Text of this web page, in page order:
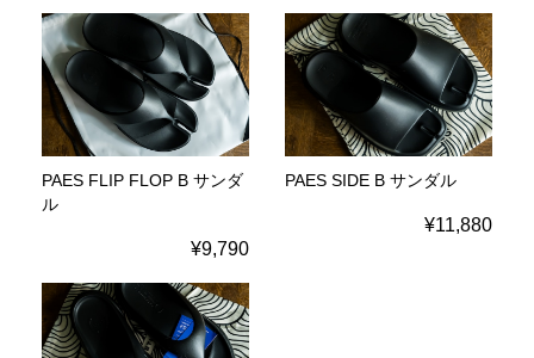
PAES FLIP FLOP B サンダ
ル
¥9,790
PAES SIDE B サンダル
¥11,880